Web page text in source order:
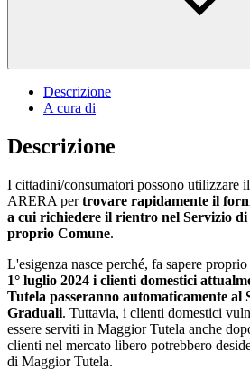
Descrizione
A cura di
Descrizione
I cittadini/consumatori possono utilizzare il
ARERA pertrovare rapidamente il
a cui richiedere il rientro nel Servizio
proprio Comune.
L'esigenza nasce perché, fa sapere
1° luglio 2024 i clienti domestici
Tutela passeranno automaticamente al
Graduali. Tuttavia, i clienti domestici
essere serviti in Maggior Tutela anche
clienti nel mercato libero potrebbero
di Maggior Tutela.